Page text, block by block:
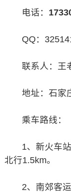
电话：
QQ：
联系人：王
地址：石家
乘车路线：
1、新火车站
北行1.5km。
2、南郊客运